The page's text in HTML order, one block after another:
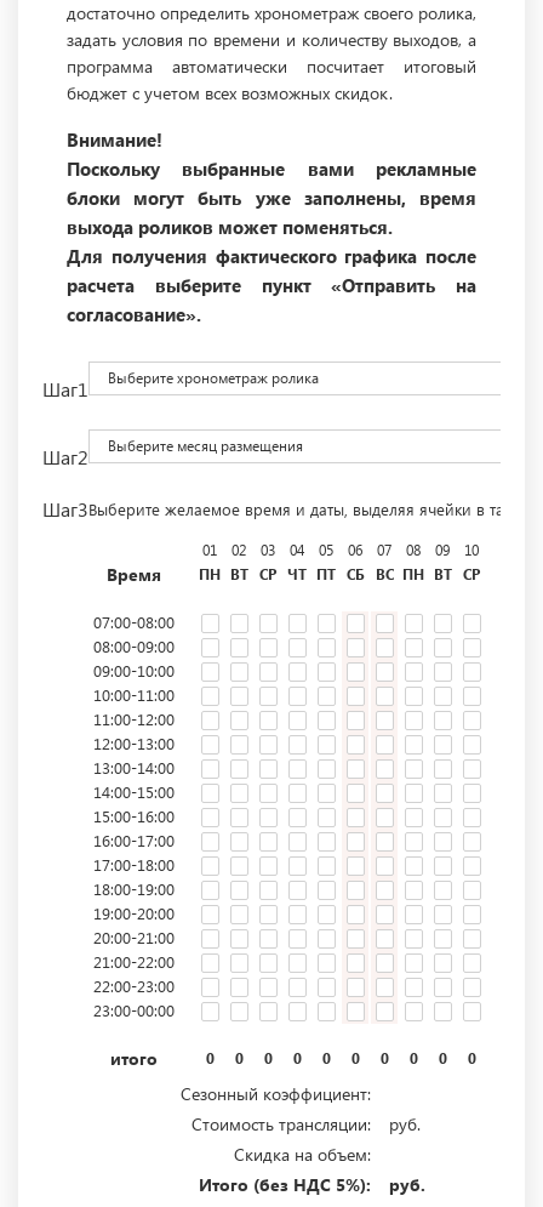
достаточно определить хронометраж своего ролика,
задать условия по времени и количеству выходов, а
программа автоматически посчитает итоговый
бюджет с учетом всех возможных скидок.
Внимание!
Поскольку выбранные вами рекламные
блоки могут быть уже заполнены, время
выхода роликов может поменяться.
Для получения фактического графика после
расчета выберите пункт «Отправить на
согласование».
Шаг1 Выберите хронометраж ролика
Шаг2 Выберите месяц размещения
Шаг3Выберите желаемое время и даты, выделяя ячейки в
Время
01
ПН
02
ВТ
03
СР
04
ЧТ
05
ПТ
06
СБ
07
ВС
08
ПН
09
ВТ
10
СР
07:00-08:00
08:00-09:00
09:00-10:00
10:00-11:00
11:00-12:00
12:00-13:00
13:00-14:00
14:00-15:00
15:00-16:00
16:00-17:00
17:00-18:00
18:00-19:00
19:00-20:00
20:00-21:00
21:00-22:00
22:00-23:00
23:00-00:00
итого 0 0 0 0 0 0 0 0 0 0
Сезонный коэффициент:
Стоимость трансляции:
руб.
Скидка на объем:
Итого (без НДС 5%):
руб.